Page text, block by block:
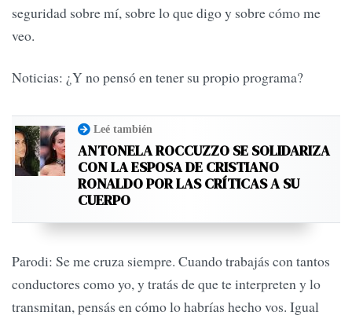
seguridad sobre mí, sobre lo que digo y sobre cómo me
veo.
Noticias: ¿Y no pensó en tener su propio programa?
Leé también
ANTONELA ROCCUZZO SE SOLIDARIZA
CON LA ESPOSA DE CRISTIANO
RONALDO POR LAS CRÍTICAS A SU
CUERPO
Parodi: Se me cruza siempre. Cuando trabajás con tantos
conductores como yo, y tratás de que te interpreten y lo
transmitan, pensás en cómo lo habrías hecho vos. Igual